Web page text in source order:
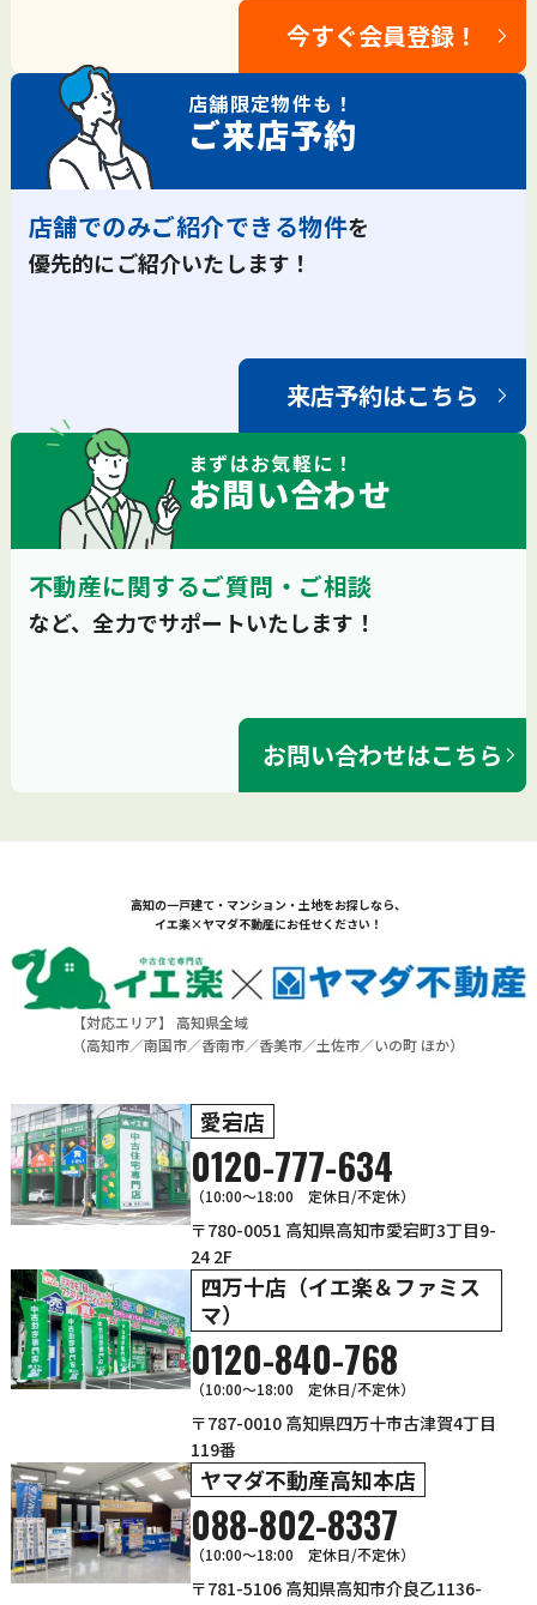
今すぐ会員登録！
店舗限定物件も！
ご来店予約
店舗でのみご紹介できる物件を
優先的にご紹介いたします！
来店予約はこちら
まずはお気軽に！
お問い合わせ
不動産に関するご質問・ご相談
など、全力でサポートいたします！
お問い合わせはこちら
高知の一戸建て・マンション・土地をお探しなら、
イエ楽×ヤマダ不動産にお任せください！
【対応エリア】 高知県全域
（高知市／南国市／香南市／香美市／土佐市／いの町 ほか）
愛宕店
0120-777-634
（10:00～18:00 定休日/不定休）
〒780-0051 高知県高知市愛宕町3丁目9-
24 2F
四万十店（イエ楽＆ファミス
マ）
0120-840-768
（10:00〜18:00 定休日/不定休）
〒787-0010 高知県四万十市古津賀4丁目
119番
ヤマダ不動産高知本店
088-802-8337
（10:00～18:00 定休日/不定休）
〒781-5106 高知県高知市介良乙1136-